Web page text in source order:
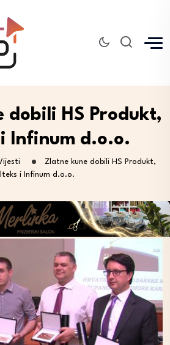
dobili HS Produkt,
Infinum d.o.o.
Zlatne kune dobili HS Produkt,
i Infinum d.o.o.